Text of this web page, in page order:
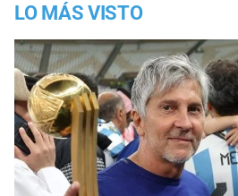
LO MÁS VISTO